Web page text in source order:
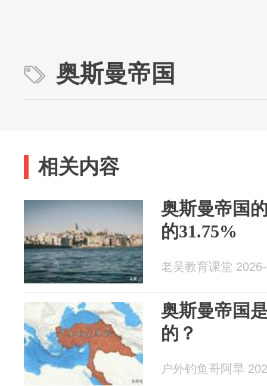
奥斯曼帝国
相关内容
奥斯曼帝国
的31.75%
老吴教育课堂
奥斯曼帝国
的？
户外钓鱼哥阿旱